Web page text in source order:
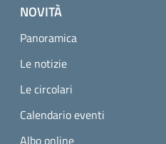
NOVITÀ
Panoramica
Le notizie
Le circolari
Calendario eventi
Albo online